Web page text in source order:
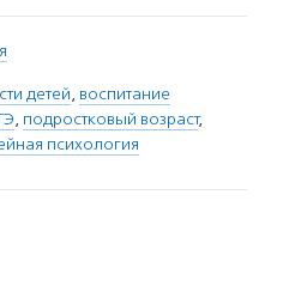
детей, воспитание
, подростковый возраст,
психология